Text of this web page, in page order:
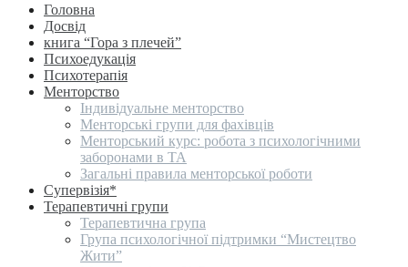
Головна
Досвід
книга “Гора з плечей”
Психоедукація
Психотерапія
Менторство
Індивідуальне менторство
Менторські групи для фахівців
Менторський курс: робота з психологічними
заборонами в ТА
Загальні правила менторської роботи
Супервізія*
Терапевтичні групи
Терапевтична група
Група психологічної підтримки “Мистецтво
Жити”